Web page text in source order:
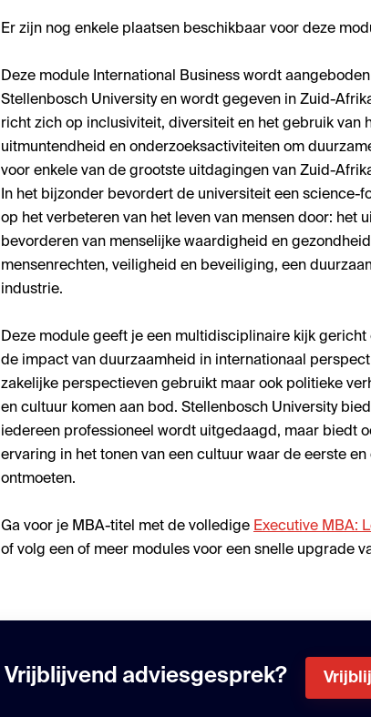
Er zijn nog enkele plaatsen beschikbaar voor deze
Deze module International Business wordt
Stellenbosch University en wordt gegeven in Zuid-
richt zich op inclusiviteit, diversiteit en het gebruik van
uitmuntendheid en onderzoeksactiviteiten om
voor enkele van de grootste uitdagingen van Zuid-
In het bijzonder bevordert de universiteit een science-
op het verbeteren van het leven van mensen door: het
bevorderen van menselijke waardigheid en
mensenrechten, veiligheid en beveiliging, een
industrie.
Deze module geeft je een multidisciplinaire kijk
de impact van duurzaamheid in internationaal
zakelijke perspectieven gebruikt maar ook politieke
en cultuur komen aan bod. Stellenbosch University
iedereen professioneel wordt uitgedaagd, maar biedt
ervaring in het tonen van een cultuur waar de eerste
ontmoeten.
Ga voor je MBA-titel met de volledige Executive MBA:
of volg een of meer modules voor een snelle upgrade
Vrijblijvend adviesgesprek?